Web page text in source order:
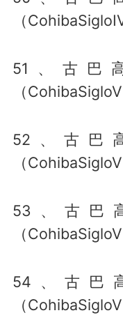
（
51、古巴
（
52、古巴
（
53、古巴
（
54、古巴
（